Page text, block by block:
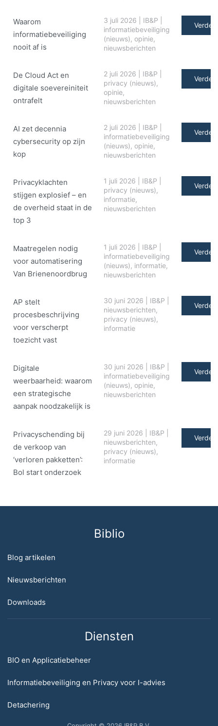
Waarom
informatiebeveiliging
nooit af is
3 juli 2026 IB&P
informatiebeveiliging
(nieuws), opinie,
nieuwsberichten
Verder
De Cloud Act en
digitale soe­ve­rei­ni­teit
ontrafelt
2 juli 2026 IB&P
privacy (nieuws),
opinie,
nieuwsberichten
Verder
AI zet decennia
cybersecurity op zijn
kop
2 juli 2026 IB&P
informatiebeveiliging
(nieuws), opinie,
nieuwsberichten
Verder
Privacyklachten
stijgen explosief – en
de overheid staat in de
top 3
1 juli 2026 IB&P
privacy (nieuws),
informatie,
nieuwsberichten
Verder
Maatregelen nodig
voor automatisering
Van Brienenoordbrug
1 juli 2026 IB&P
informatiebeveiliging
(nieuws), informatie,
nieuwsberichten
Verder
AP stelt
procesbeschrijving
voor verscherpt
toezicht vast
30 juni 2026 IB&P
nieuwsberichten,
privacy (nieuws),
informatie
Verder
Digitale
weerbaarheid: waarom
een strategische
aanpak noodzakelijk is
30 juni 2026 IB&P
informatiebeveiliging
(nieuws), opinie,
nieuwsberichten
Verder
Privacyschending bij
de verkoop van
‘verloren pakketten’:
Bol start onderzoek
29 juni 2026 IB&P
nieuwsberichten,
privacy (nieuws),
informatie
Verder
Biblio
Blog artikelen
Nieuwsberichten
Downloads
Diensten
BIO en Applicatiebeheer
Informatiebeveiliging en Privacy voor I-advies
Detachering